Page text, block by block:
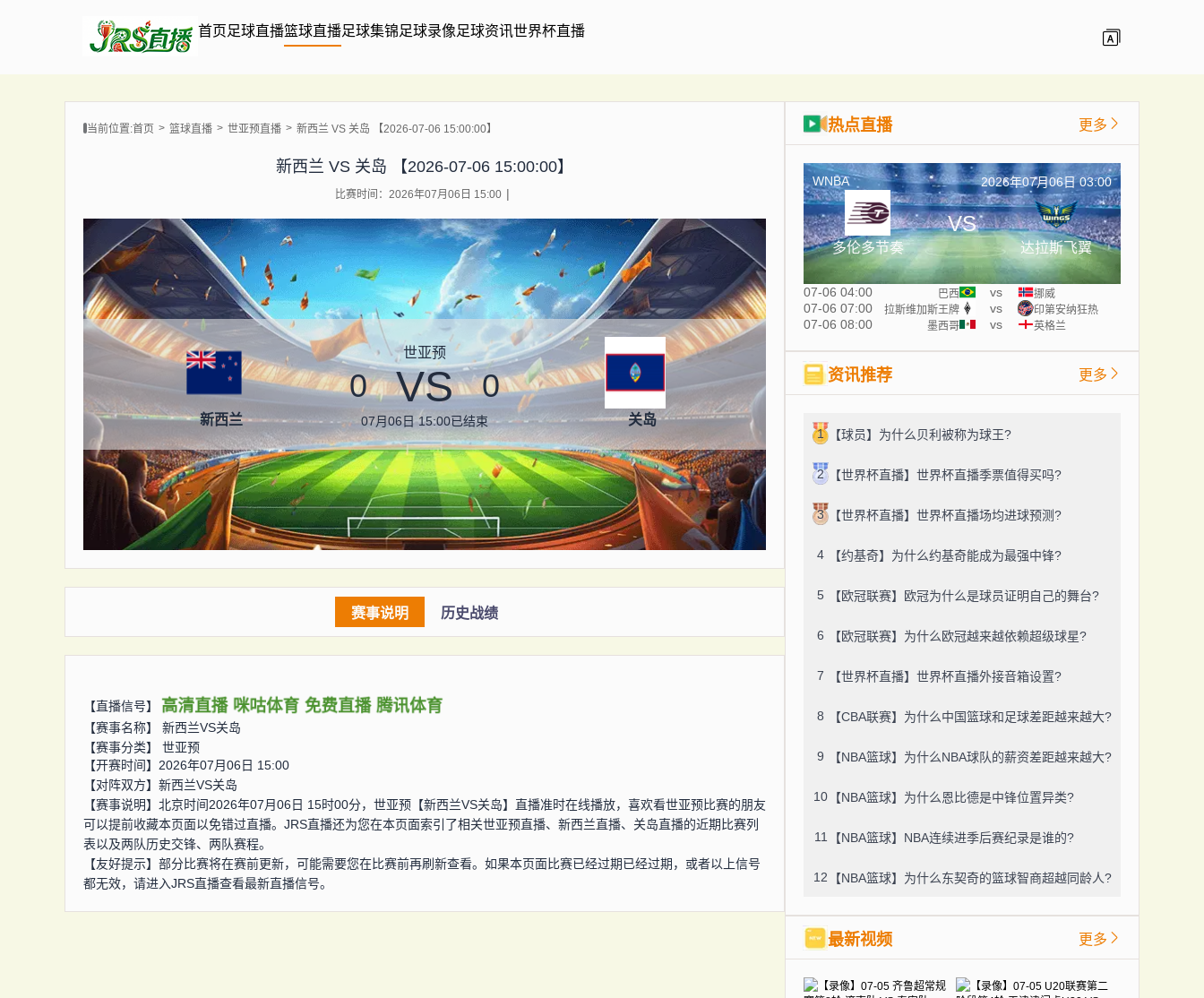
首页足球直播篮球直播足球集锦足球录像足球资讯世界杯直播
当前位置:首页 篮球直播 世亚预直播 新西兰 VS 关岛 【2026-07-06 15:00:00】
新西兰 VS 关岛 【2026-07-06 15:00:00】
比赛时间：2026年07月06日 15:00
新西兰
世亚预
0 VS 0
07月06日 15:00已结束 关岛
赛事说明 历史战绩
【直播信号】 高清直播 咪咕体育 免费直播 腾讯体育
【赛事名称】 新西兰VS关岛
【赛事分类】 世亚预
【开赛时间】2026年07月06日 15:00
【对阵双方】 新西兰VS关岛
【赛事说明】北京时间2026年07月06日 15时00分，世亚预【新西兰VS关岛】直播准时在线播放，喜欢看世亚预比赛的朋友
可以提前收藏本页面以免错过直播。JRS直播还为您在本页面索引了相关世亚预直播、新西兰直播、关岛直播的近期比赛列
表以及两队历史交锋、两队赛程。
【友好提示】部分比赛将在赛前更新，可能需要您在比赛前再刷新查看。如果本页面比赛已经过期已经过期，或者以上信号
都无效，请进入JRS直播查看最新直播信号。
热点直播 更多
WNBA 2026年07月06日 03:00
多伦多节奏
VS
达拉斯飞翼
07-06 04:00 巴西 vs 挪威
07-06 07:00 拉斯维加斯王牌 vs 印第安纳狂热
07-06 08:00 墨西哥 vs 英格兰
资讯推荐 更多
1 【球员】为什么贝利被称为球王?
2 【世界杯直播】世界杯直播季票值得买吗?
3 【世界杯直播】世界杯直播场均进球预测?
4 【约基奇】为什么约基奇能成为最强中锋?
5 【欧冠联赛】欧冠为什么是球员证明自己的舞台?
6 【欧冠联赛】为什么欧冠越来越依赖超级球星?
7 【世界杯直播】世界杯直播外接音箱设置?
8 【CBA联赛】为什么中国篮球和足球差距越来越大?
9 【NBA篮球】为什么NBA球队的薪资差距越来越大?
10 【NBA篮球】为什么恩比德是中锋位置异类?
11 【NBA篮球】NBA连续进季后赛纪录是谁的?
12 【NBA篮球】为什么东契奇的篮球智商超越同龄人?
最新视频 更多